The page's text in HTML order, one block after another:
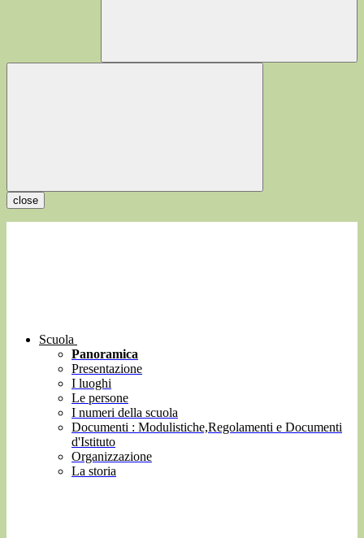
close
Scuola
Panoramica
Presentazione
I luoghi
Le persone
I numeri della scuola
Documenti : Modulistiche,Regolamenti e Documenti
d'Istituto
Organizzazione
La storia